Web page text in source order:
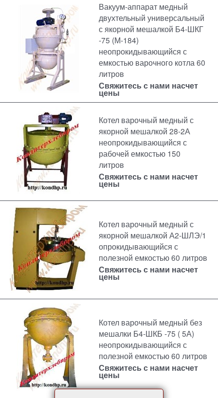
Вакуум-аппарат медный
двухтельный универсальный
с якорной мешалкой Б4-ШКГ
-75 (М-184)
неопрокидывающийся с
емкостью варочного котла 60
литров
Свяжитесь с нами насчет
цены
Котел варочный медный с
якорной мешалкой 28-2А
неопрокидывающийся с
рабочей емкостью 150
литров
Свяжитесь с нами насчет
цены
Котел варочный медный с
якорной мешалкой А2-ШЛЭ/1
опрокидывающийся с
полезной емкостью 60 литров
Свяжитесь с нами насчет
цены
Котел варочный медный без
мешалки Б4-ШКБ -75 ( 5А)
неопрокидывающийся с
полезной емкостью 60 литров
Свяжитесь с нами насчет
цены